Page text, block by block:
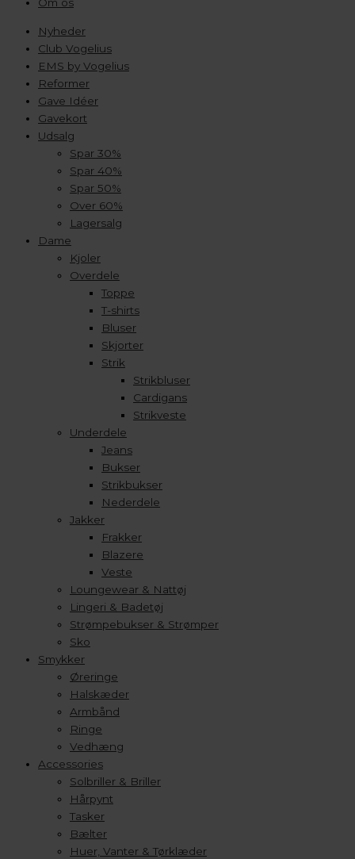
Om os
Nyheder
Club Vogelius
EMS by Vogelius
Reformer
Gave Idéer
Gavekort
Udsalg
Spar 30%
Spar 40%
Spar 50%
Over 60%
Lagersalg
Dame
Kjoler
Overdele
Toppe
T-shirts
Bluser
Skjorter
Strik
Strikbluser
Cardigans
Strikveste
Underdele
Jeans
Bukser
Strikbukser
Nederdele
Jakker
Frakker
Blazere
Veste
Loungewear & Nattøj
Lingeri & Badetøj
Strømpebukser & Strømper
Sko
Smykker
Øreringe
Halskæder
Armbånd
Ringe
Vedhæng
Accessories
Solbriller & Briller
Hårpynt
Tasker
Bælter
Huer, Vanter & Tørklæder